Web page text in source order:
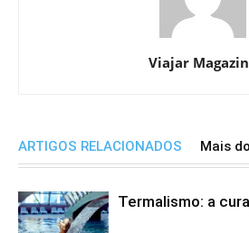
Viajar
ARTIGOS RELACIONADOS Mais
Termalismo: a